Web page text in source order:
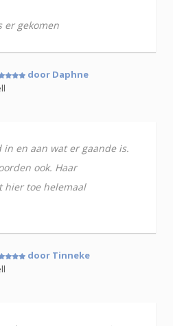
er gekomen
door Daphne
en aan wat er gaande is.
ook. Haar
hier toe helemaal
door Tinneke